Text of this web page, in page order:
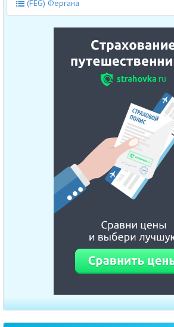
(FEG) Фергана